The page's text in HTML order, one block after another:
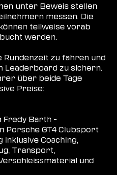
unter Beweis stellen
messen. Die
teilweise vorab
werden.
Rundenzeit zu fahren und
Leaderboard zu sichern.
über beide Tage
Preise:
Fredy Barth -
Porsche GT4 Clubsport
Coaching,
Transport,
und